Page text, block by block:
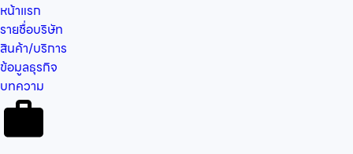
หน้าแรก
รายชื่อบริษัท
สินค้า/บริการ
ข้อมูลธุรกิจ
บทความ